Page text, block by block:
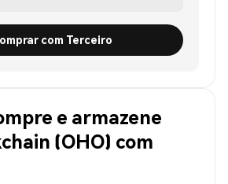
com Terceiro
e armazene
(OHO) com